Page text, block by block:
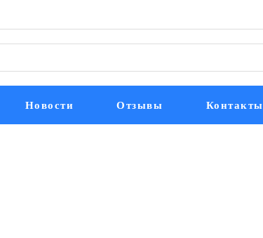
Новости Отзывы Контакты